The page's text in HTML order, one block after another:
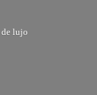
de lujo